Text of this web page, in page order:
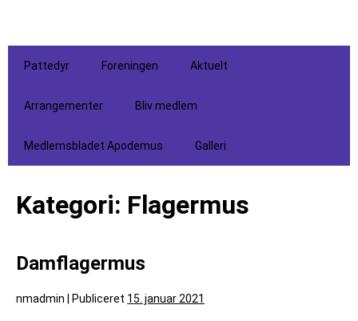
Pattedyr Foreningen Aktuelt
Arrangementer Bliv medlem
Medlemsbladet Apodemus Galleri
Kategori: Flagermus
Damflagermus
nmadmin Publiceret 15. januar 2021